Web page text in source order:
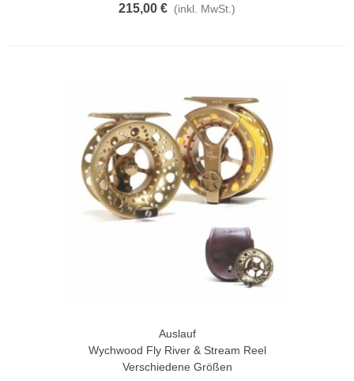
215,00 € (inkl. MwSt.)
Auslauf
Wychwood Fly River & Stream Reel
Verschiedene Größen